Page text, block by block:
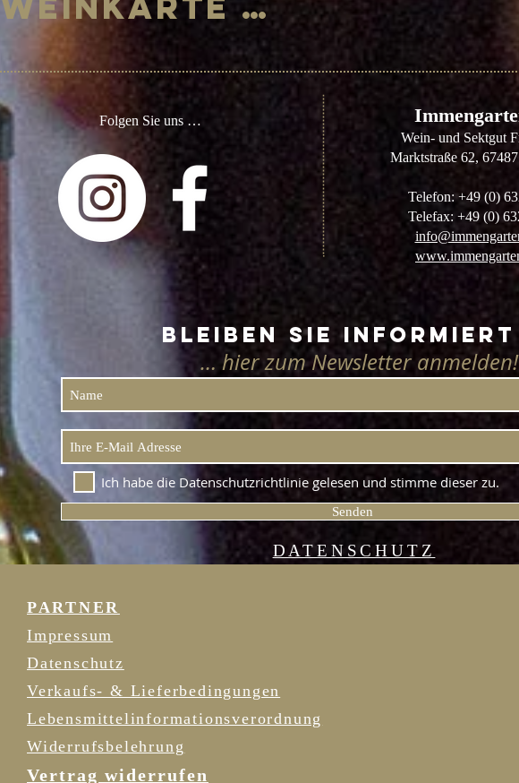
Folgen Sie uns …
Wein- und Sektgut
Marktstraße 62,
Telefon: +49 (0)
Telefax: +49 (0)
Bleiben Sie
… hier zum Newsletter anmelden!
Ich habe die Datenschutzrichtlinie gelesen und stimme dieser zu.
Senden
DATENSCHUTZ
PARTNER
Impressum
Datenschutz
Verkaufs- & Lieferbedingungen
Lebensmittelinformationsverordnung
Widerrufsbelehrung
Vertrag widerrufen